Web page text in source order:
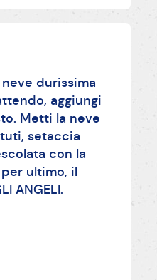
durissima
aggiungi
Metti la neve
setaccia
con la
ultimo, il
ANGELI.